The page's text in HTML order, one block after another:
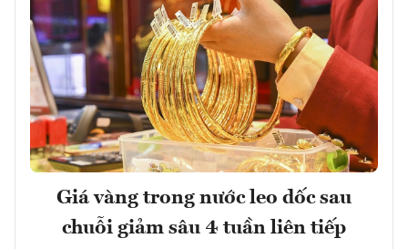
Giá vàng trong nước leo dốc sau
chuỗi giảm sâu 4 tuần liên tiếp